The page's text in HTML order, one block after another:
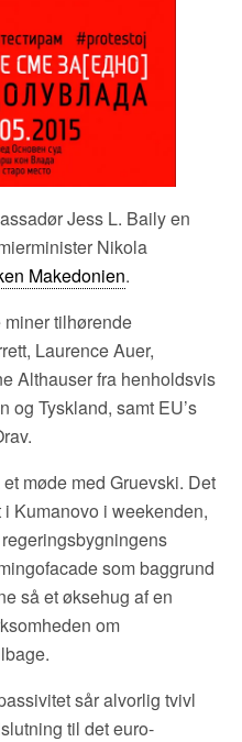
Jess L. Baily en
Nikola
Makedonien.
tilhørende
Laurence Auer,
Althauser fra henholdsvis
og Tyskland, samt EU’s
møde med Gruevski. Det
Kumanovo i weekenden,
som baggrund
så et øksehug af en
om
sår alvorlig tvivl
til det euro-